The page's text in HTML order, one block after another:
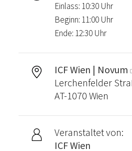
Einlass: 10:30 Uhr
Beginn: 11:00 Uhr
Ende: 12:30 Uhr
ICF Wien | Novum
Lerchenfelder
AT-1070 Wien
Veranstaltet von:
ICF Wien